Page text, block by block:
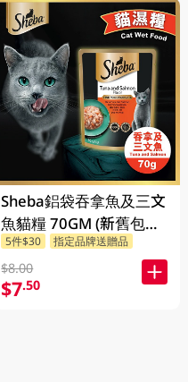
Sheba鋁袋吞拿魚及三文
魚貓糧 70GM (新舊包裝
隨機發貨)
5件$30 指定品牌送贈品
$8.00
$7.50